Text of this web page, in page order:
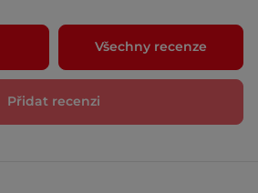
Všechny recenze
Přidat recenzi